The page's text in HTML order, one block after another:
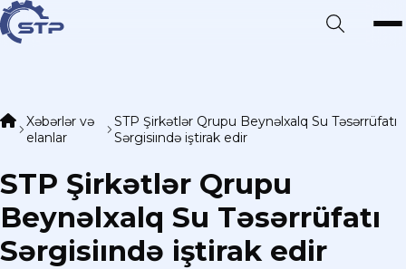
Xəbərlər və
elanlar
STP Şirkətlər Qrupu Beynəlxalq Su Təsərrüfatı
Sərgisiındə iştirak edir
STP Şirkətlər Qrupu
Beynəlxalq Su Təsərrüfatı
Sərgisiındə iştirak edir